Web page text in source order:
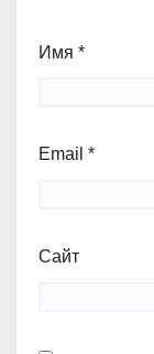
Имя *
Email *
Сайт